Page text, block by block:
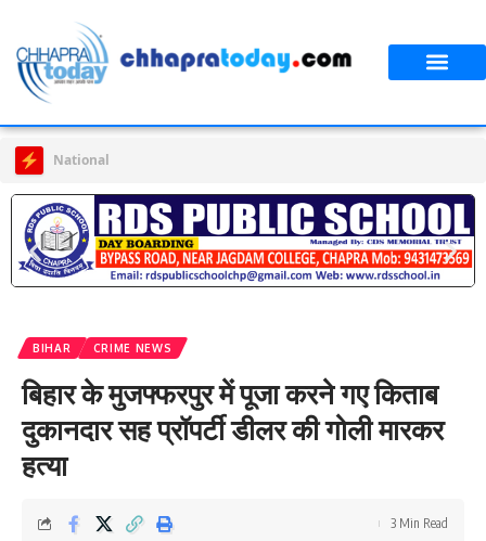
National Javelin Day | जिला स्तरीय प्रतियोगिता का हुआ आयोजन
BIHAR CRIME NEWS
बिहार के मुजफ्फरपुर में पूजा करने गए किताब
दुकानदार सह प्रॉपर्टी डीलर की गोली मारकर
हत्या
3 Min Read